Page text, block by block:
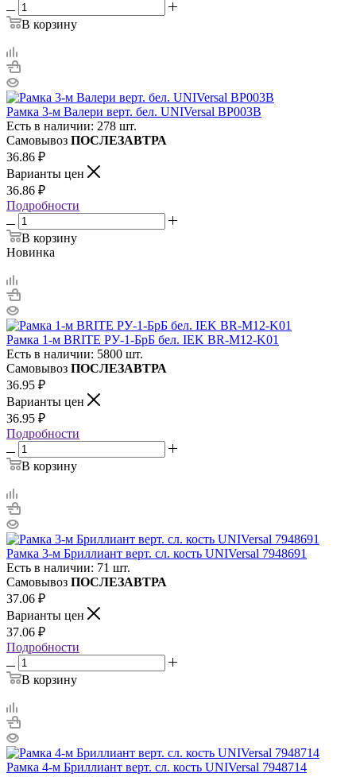
В корзину
Рамка 3-м Валери верт. бел. UNIVersal ВР003В
Есть в наличии: 278 шт.
Самовывоз ПОСЛЕЗАВТРА
36.86 ₽
Варианты цен
36.86 ₽
Подробности
В корзину
Новинка
Рамка 1-м BRITE РУ-1-БрБ бел. IEK BR-M12-K01
Есть в наличии: 5800 шт.
Самовывоз ПОСЛЕЗАВТРА
36.95 ₽
Варианты цен
36.95 ₽
Подробности
В корзину
Рамка 3-м Бриллиант верт. сл. кость UNIVersal 7948691
Есть в наличии: 71 шт.
Самовывоз ПОСЛЕЗАВТРА
37.06 ₽
Варианты цен
37.06 ₽
Подробности
В корзину
Рамка 4-м Бриллиант верт. сл. кость UNIVersal 7948714